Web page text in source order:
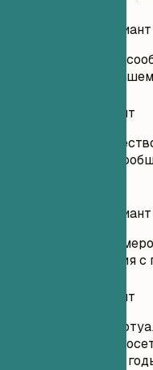
Неудачный вариант
Курировал(а) рост
что привело к
Удачный вариант
Увеличил(а)
зарождающемся
Неудачный вариант
Координировал(а)
укрепить отношения
Удачный вариант
Организовал(а)
встречи, которые
чем в предыдущие